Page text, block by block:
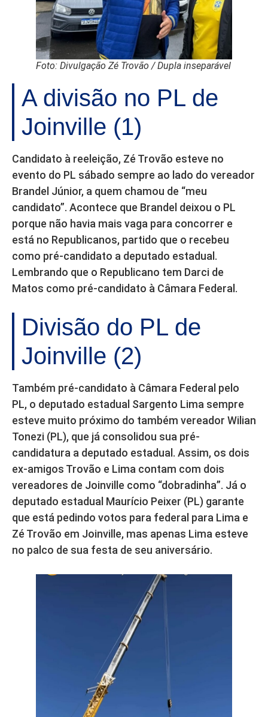
Foto: Divulgação Zé Trovão / Dupla inseparável
A divisão no PL de
Joinville (1)
Candidato à reeleição, Zé Trovão esteve no
evento do PL sábado sempre ao lado do vereador
Brandel Júnior, a quem chamou de “meu
candidato”. Acontece que Brandel deixou o PL
porque não havia mais vaga para concorrer e
está no Republicanos, partido que o recebeu
como pré-candidato a deputado estadual.
Lembrando que o Republicano tem Darci de
Matos como pré-candidato à Câmara Federal.
Divisão do PL de
Joinville (2)
Também pré-candidato à Câmara Federal pelo
PL, o deputado estadual Sargento Lima sempre
esteve muito próximo do também vereador Wilian
Tonezi (PL), que já consolidou sua pré-
candidatura a deputado estadual. Assim, os dois
ex-amigos Trovão e Lima contam com dois
vereadores de Joinville como “dobradinha”. Já o
deputado estadual Maurício Peixer (PL) garante
que está pedindo votos para federal para Lima e
Zé Trovão em Joinville, mas apenas Lima esteve
no palco de sua festa de seu aniversário.